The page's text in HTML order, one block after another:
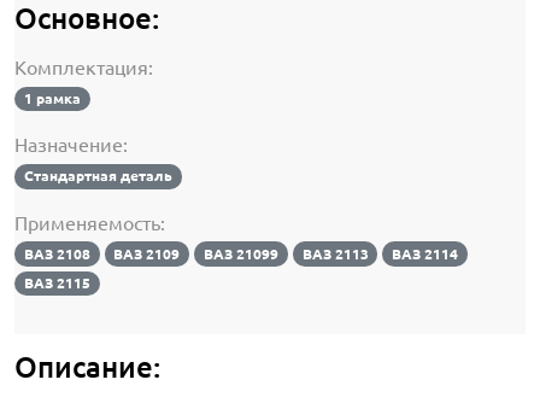
Основное:
Комплектация:
1 рамка
Назначение:
Стандартная деталь
Применяемость:
ВАЗ 2108 ВАЗ 2109 ВАЗ 21099 ВАЗ 2113
ВАЗ 2114
ВАЗ 2115
Описание: